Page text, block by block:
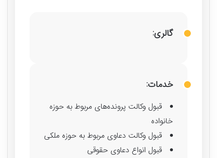
خدمات:
قبول وکالت پرونده‌های مربوط به حوزه
خانواده
قبول وکالت دعاوی مربوط به حوزه ملکی
قبول انواع دعاوی حقوقی
گالری: